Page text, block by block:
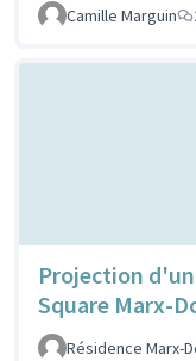
Camille Marguin
Projection
Square Marx-
Résidence Marx-